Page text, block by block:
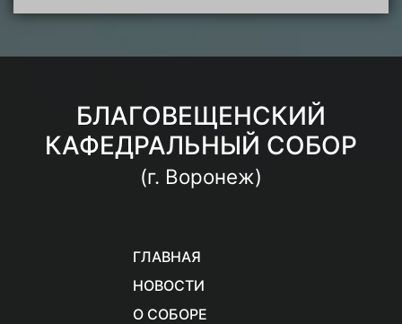
БЛАГОВЕЩЕНСКИЙ
КАФЕДРАЛЬНЫЙ СОБОР
(г. Воронеж)
ГЛАВНАЯ
НОВОСТИ
О СОБОРЕ